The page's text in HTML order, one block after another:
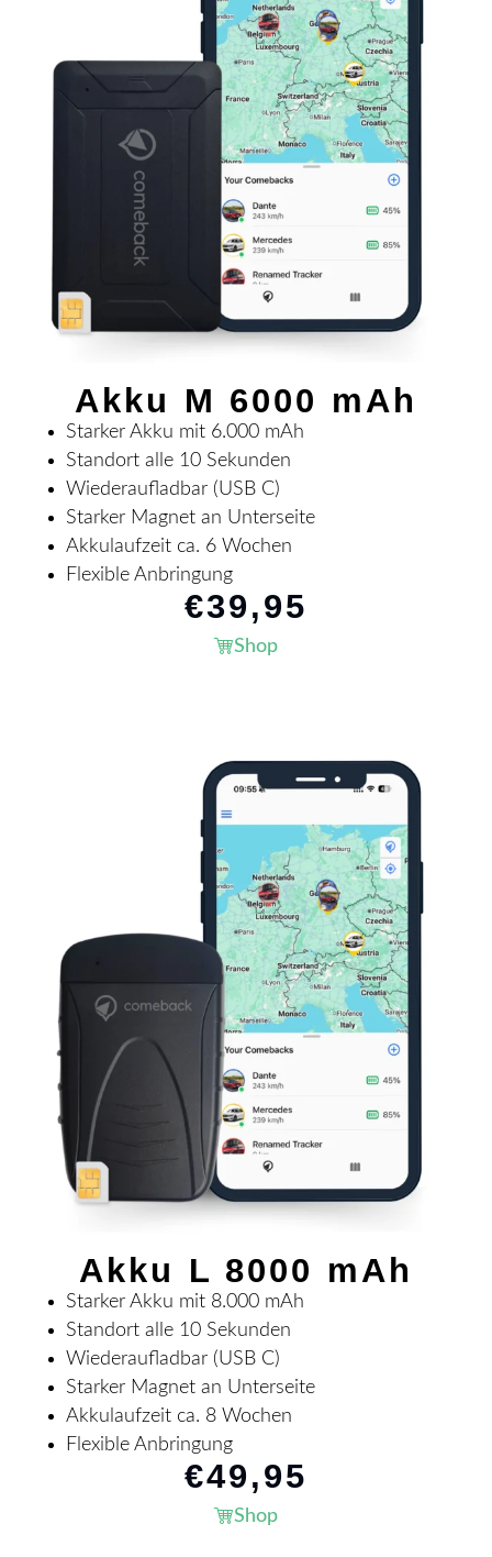
Akku M 6000 mAh
Starker Akku mit 6.000 mAh
Standort alle 10 Sekunden
Wiederaufladbar (USB C)
Starker Magnet an Unterseite
Akkulaufzeit ca. 6 Wochen
Flexible Anbringung
€39,95
Shop
Akku L 8000 mAh
Starker Akku mit 8.000 mAh
Standort alle 10 Sekunden
Wiederaufladbar (USB C)
Starker Magnet an Unterseite
Akkulaufzeit ca. 8 Wochen
Flexible Anbringung
€49,95
Shop